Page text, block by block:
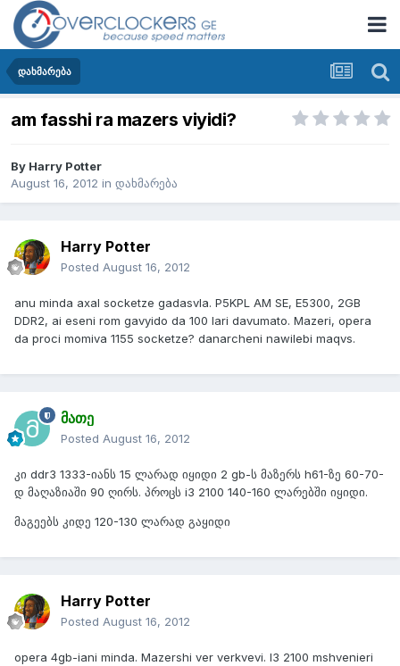
დახმარება
am fasshi ra mazers viyidi?
By Harry Potter
August 16, 2012 in დახმარება
Harry Potter
Posted August 16, 2012
anu minda axal socketze gadasvla. P5KPL AM SE, E5300, 2GB
DDR2, ai eseni rom gavyido da 100 lari davumato. Mazeri, opera
da proci momiva 1155 socketze? danarcheni nawilebi maqvs.
მათე
Posted August 16, 2012
კი ddr3 1333-იანს 15 ლარად იყიდი 2 gb-ს მაზერს h61-ზე 60-70-
დ მაღაზიაში 90 ღირს. პროცს i3 2100 140-160 ლარებში იყიდი.
მაგეებს კიდე 120-130 ლარად გაყიდი
Harry Potter
Posted August 16, 2012
opera 4gb-iani minda. Mazershi ver verkvevi. I3 2100 mshvenieri